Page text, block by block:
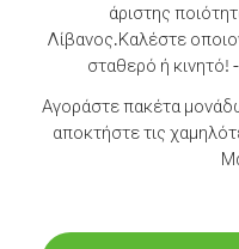
άριστης
Λίβανος.Καλέστε
σταθερό ή
Αγοράστε πακέτα
αποκτήστε τις